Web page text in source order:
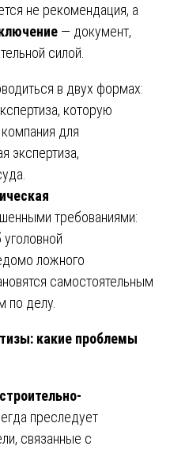
не рекомендация, а
— документ,
силой.
в двух формах:
которую
для
экспертиза,
требованиями:
ложного
самостоятельным
по делу.
какие проблемы
преследует
связанные с